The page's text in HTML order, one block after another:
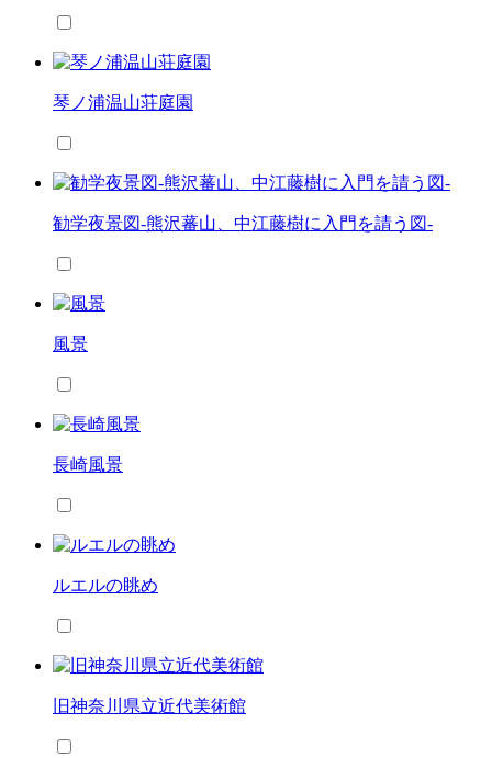
琴ノ浦温山荘庭園
勧学夜景図-熊沢蕃山、中江藤樹に入門を請う図-
風景
長崎風景
ルエルの眺め
旧神奈川県立近代美術館